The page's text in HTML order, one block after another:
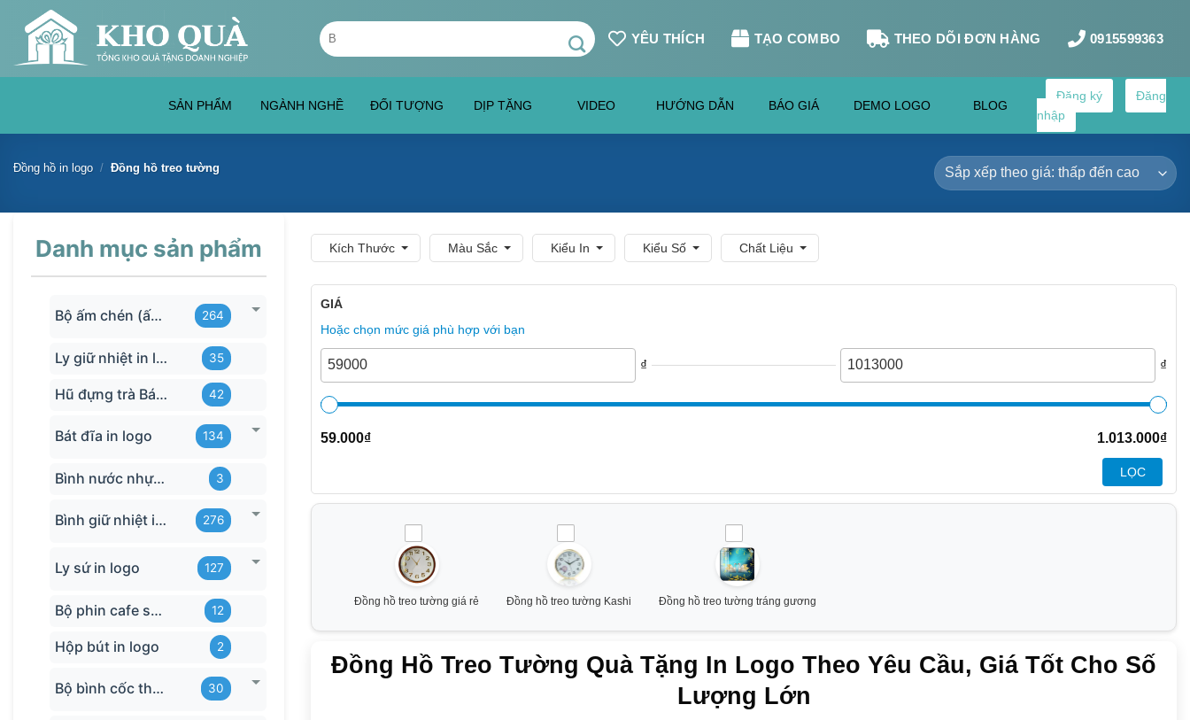
content
Tìm
kiếm:
YÊU THÍCH TẠO COMBO THEO DÕI ĐƠN HÀNG 0915599363
SẢN PHẨM NGÀNH NGHỀ ĐỐI TƯỢNG DỊP TẶNG VIDEO HƯỚNG DẪN BÁO GIÁ DEMO LOGO BLOG
Đăng ký
Đăng
nhập
Đồng hồ in logo / Đồng hồ treo tường
Danh mục sản phẩm
Bộ ấm chén (ấm trà) in logo 264
Ly giữ nhiệt in logo 35
Hũ đựng trà Bát Tràng 42
Bát đĩa in logo 134
Bình nước nhựa TQ 3
Bình giữ nhiệt in logo 276
Ly sứ in logo 127
Bộ phin cafe sứ Bát Tràng 12
Hộp bút in logo 2
Bộ bình cốc thủy tinh 30
Kích Thước Màu Sắc Kiểu In Kiểu Số Chất Liệu
GIÁ
Hoặc chọn mức giá phù hợp với bạn
₫ ₫
59.000₫ 1.013.000₫
LỌC
Đồng hồ treo tường giá rẻ Đồng hồ treo tường Kashi Đồng hồ treo tường tráng gương
Đồng Hồ Treo Tường Quà Tặng In Logo Theo Yêu Cầu, Giá Tốt Cho Số
Lượng Lớn